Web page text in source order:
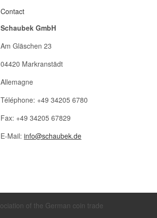
Contact
Schaubek GmbH
Am Gläschen 23
04420 Markranstädt
Allemagne
Téléphone: +49 34205 6780
Fax: +49 34205 67829
E-Mail: info@schaubek.de